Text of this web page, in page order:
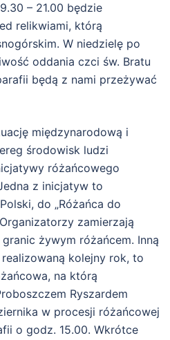
– 21.00 będzie
relikwiami, którą
W niedzielę po
oddania czci św. Bratu
będą z nami przeżywać
międzynarodową i
środowisk ludzi
różańcowego
z inicjatyw to
do „Różańca do
zamierzają
żywym różańcem. Inną
kolejny rok, to
na którą
Ryszardem
w procesji różańcowej
o godz. 15.00. Wkrótce